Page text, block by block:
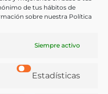
de tus hábitos de
sobre nuestra Política
Siempre activo
Estadísticas
y Poveda, era